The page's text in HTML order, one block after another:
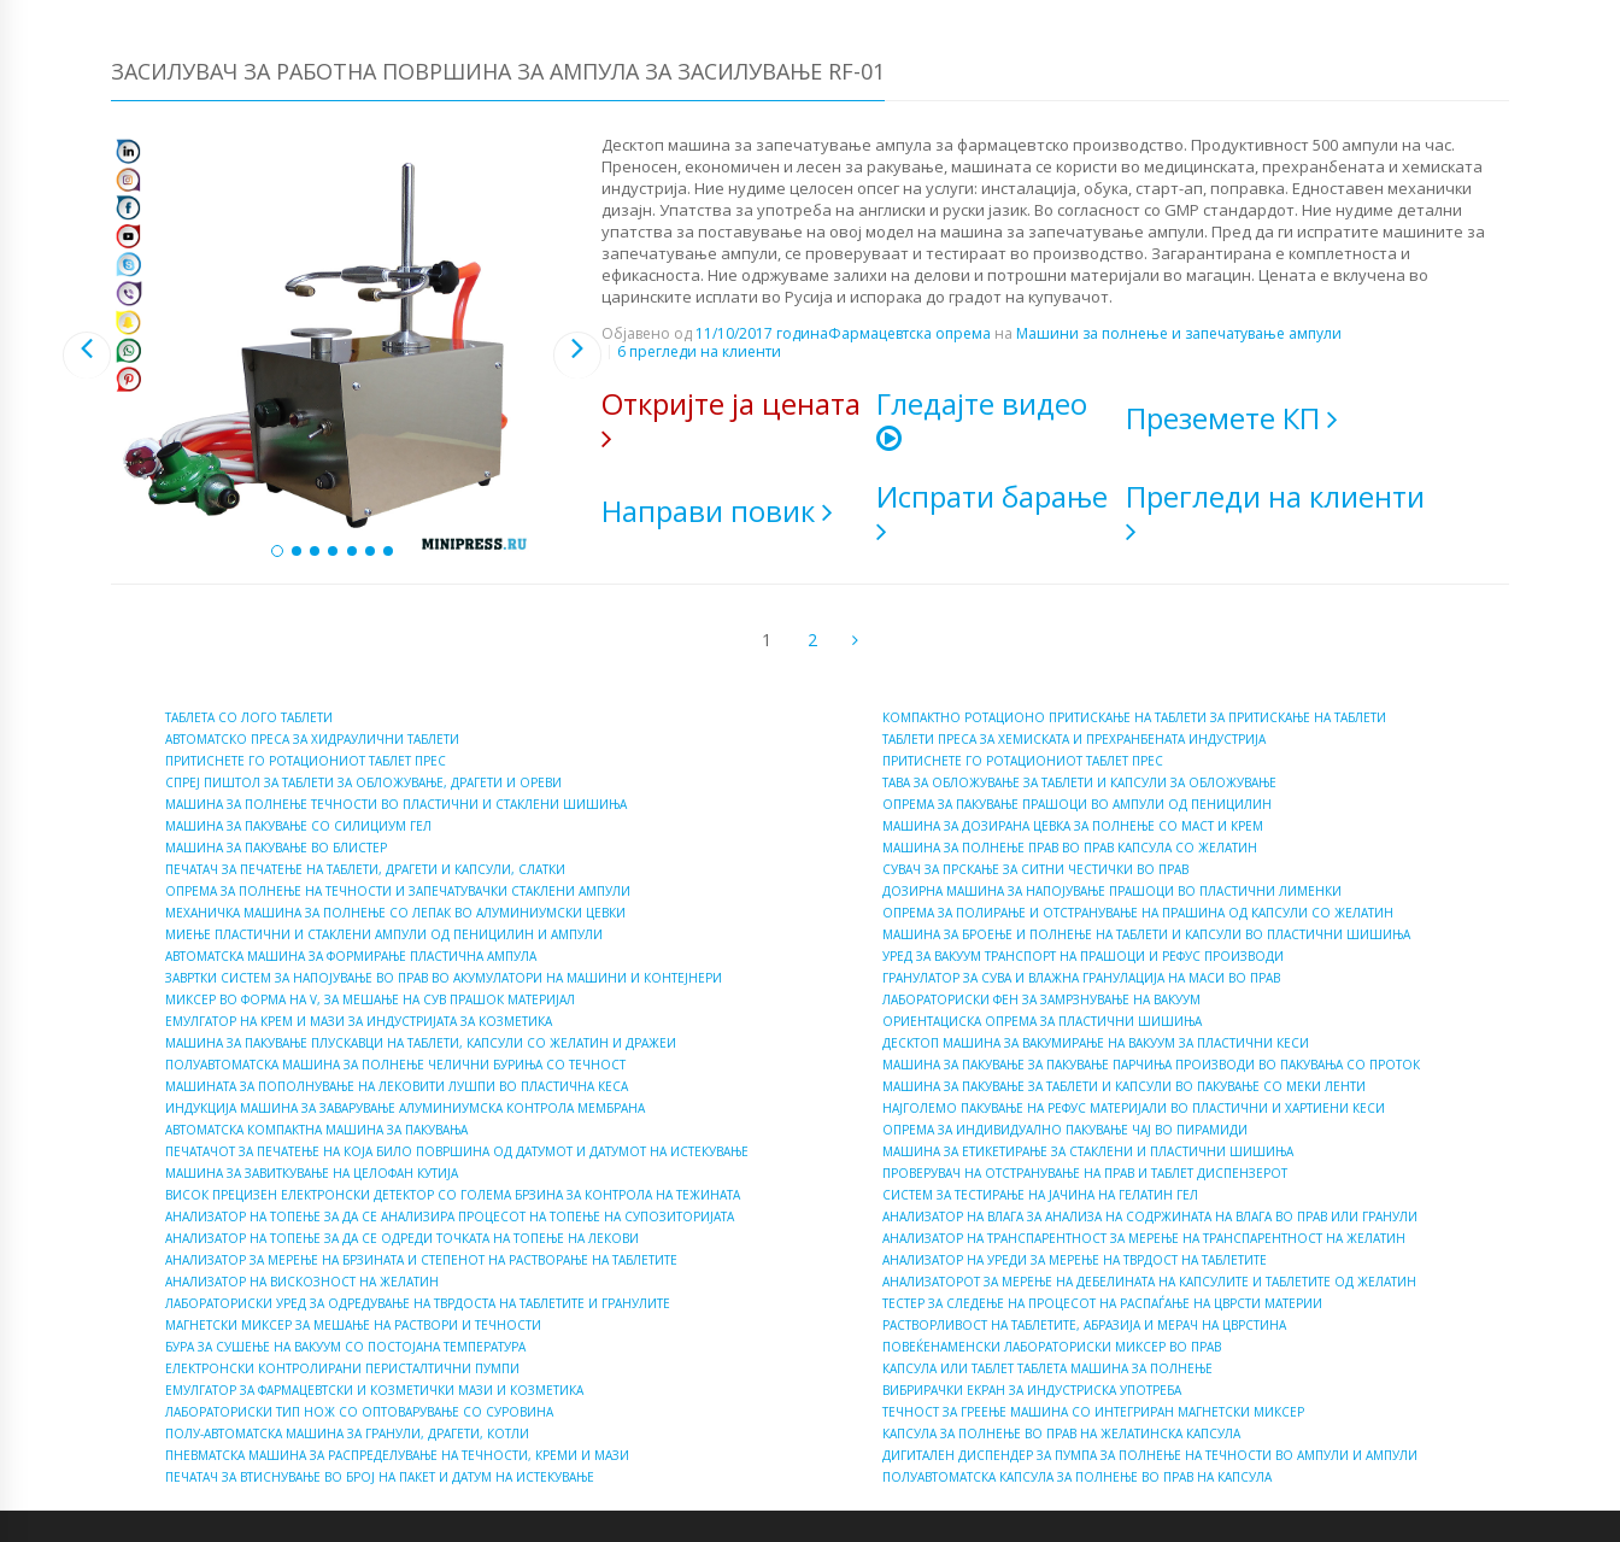
ЗАСИЛУВАЧ ЗА РАБОТНА ПОВРШИНА ЗА АМПУЛА ЗА ЗАСИЛУВАЊЕ RF-01
Десктоп машина за запечатување ампула за фармацевтско производство. Продуктивност 500 ампули на час.
Преносен, економичен и лесен за ракување, машината се користи во медицинската, прехранбената и хемиската
индустрија. Ние нудиме целосен опсег на услуги: инсталација, обука, старт-ап, поправка. Едноставен механички
дизајн. Упатства за употреба на англиски и руски јазик. Во согласност со GMP стандардот. Ние нудиме детални
упатства за поставување на овој модел на машина за запечатување ампули. Пред да ги испратите машините за
запечатување ампули, се проверуваат и тестираат во производство. Загарантирана е комплетноста и
ефикасноста. Ние одржуваме залихи на делови и потрошни материјали во магацин. Цената е вклучена во
царинските исплати во Русија и испорака до градот на купувачот.
Објавено од 11/10/2017 годинаФармацевтска опрема на Машини за полнење и запечатување ампули
6 прегледи на клиенти
Откријте ја цената Гледајте видео Преземете КП
Направи повик Испрати барање Прегледи на клиенти
1 2
ТАБЛЕТА СО ЛОГО ТАБЛЕТИ
АВТОМАТСКО ПРЕСА ЗА ХИДРАУЛИЧНИ ТАБЛЕТИ
ПРИТИСНЕТЕ ГО РОТАЦИОНИОТ ТАБЛЕТ ПРЕС
СПРЕЈ ПИШТОЛ ЗА ТАБЛЕТИ ЗА ОБЛОЖУВАЊЕ, ДРАГЕТИ И ОРЕВИ
МАШИНА ЗА ПОЛНЕЊЕ ТЕЧНОСТИ ВО ПЛАСТИЧНИ И СТАКЛЕНИ ШИШИЊА
МАШИНА ЗА ПАКУВАЊЕ СО СИЛИЦИУМ ГЕЛ
МАШИНА ЗА ПАКУВАЊЕ ВО БЛИСТЕР
ПЕЧАТАЧ ЗА ПЕЧАТЕЊЕ НА ТАБЛЕТИ, ДРАГЕТИ И КАПСУЛИ, СЛАТКИ
ОПРЕМА ЗА ПОЛНЕЊЕ НА ТЕЧНОСТИ И ЗАПЕЧАТУВАЧКИ СТАКЛЕНИ АМПУЛИ
МЕХАНИЧКА МАШИНА ЗА ПОЛНЕЊЕ СО ЛЕПАК ВО АЛУМИНИУМСКИ ЦЕВКИ
МИЕЊЕ ПЛАСТИЧНИ И СТАКЛЕНИ АМПУЛИ ОД ПЕНИЦИЛИН И АМПУЛИ
АВТОМАТСКА МАШИНА ЗА ФОРМИРАЊЕ ПЛАСТИЧНА АМПУЛА
ЗАВРТКИ СИСТЕМ ЗА НАПОЈУВАЊЕ ВО ПРАВ ВО АКУМУЛАТОРИ НА МАШИНИ И КОНТЕЈНЕРИ
МИКСЕР ВО ФОРМА НА V, ЗА МЕШАЊЕ НА СУВ ПРАШОК МАТЕРИЈАЛ
ЕМУЛГАТОР НА КРЕМ И МАЗИ ЗА ИНДУСТРИЈАТА ЗА КОЗМЕТИКА
МАШИНА ЗА ПАКУВАЊЕ ПЛУСКАВЦИ НА ТАБЛЕТИ, КАПСУЛИ СО ЖЕЛАТИН И ДРАЖЕИ
ПОЛУАВТОМАТСКА МАШИНА ЗА ПОЛНЕЊЕ ЧЕЛИЧНИ БУРИЊА СО ТЕЧНОСТ
МАШИНАТА ЗА ПОПОЛНУВАЊЕ НА ЛЕКОВИТИ ЛУШПИ ВО ПЛАСТИЧНА КЕСА
ИНДУКЦИЈА МАШИНА ЗА ЗАВАРУВАЊЕ АЛУМИНИУМСКА КОНТРОЛА МЕМБРАНА
АВТОМАТСКА КОМПАКТНА МАШИНА ЗА ПАКУВАЊА
ПЕЧАТАЧОТ ЗА ПЕЧАТЕЊЕ НА КОЈА БИЛО ПОВРШИНА ОД ДАТУМОТ И ДАТУМОТ НА ИСТЕКУВАЊЕ
МАШИНА ЗА ЗАВИТКУВАЊЕ НА ЦЕЛОФАН КУТИЈА
ВИСОК ПРЕЦИЗЕН ЕЛЕКТРОНСКИ ДЕТЕКТОР СО ГОЛЕМА БРЗИНА ЗА КОНТРОЛА НА ТЕЖИНАТА
АНАЛИЗАТОР НА ТОПЕЊЕ ЗА ДА СЕ АНАЛИЗИРА ПРОЦЕСОТ НА ТОПЕЊЕ НА СУПОЗИТОРИЈАТА
АНАЛИЗАТОР НА ТОПЕЊЕ ЗА ДА СЕ ОДРЕДИ ТОЧКАТА НА ТОПЕЊЕ НА ЛЕКОВИ
АНАЛИЗАТОР ЗА МЕРЕЊЕ НА БРЗИНАТА И СТЕПЕНОТ НА РАСТВОРАЊЕ НА ТАБЛЕТИТЕ
АНАЛИЗАТОР НА ВИСКОЗНОСТ НА ЖЕЛАТИН
ЛАБОРАТОРИСКИ УРЕД ЗА ОДРЕДУВАЊЕ НА ТВРДОСТА НА ТАБЛЕТИТЕ И ГРАНУЛИТЕ
МАГНЕТСКИ МИКСЕР ЗА МЕШАЊЕ НА РАСТВОРИ И ТЕЧНОСТИ
БУРА ЗА СУШЕЊЕ НА ВАКУУМ СО ПОСТОЈАНА ТЕМПЕРАТУРА
ЕЛЕКТРОНСКИ КОНТРОЛИРАНИ ПЕРИСТАЛТИЧНИ ПУМПИ
ЕМУЛГАТОР ЗА ФАРМАЦЕВТСКИ И КОЗМЕТИЧКИ МАЗИ И КОЗМЕТИКА
ЛАБОРАТОРИСКИ ТИП НОЖ СО ОПТОВАРУВАЊЕ СО СУРОВИНА
ПОЛУ-АВТОМАТСКА МАШИНА ЗА ГРАНУЛИ, ДРАГЕТИ, КОТЛИ
ПНЕВМАТСКА МАШИНА ЗА РАСПРЕДЕЛУВАЊЕ НА ТЕЧНОСТИ, КРЕМИ И МАЗИ
ПЕЧАТАЧ ЗА ВТИСНУВАЊЕ ВО БРОЈ НА ПАКЕТ И ДАТУМ НА ИСТЕКУВАЊЕ
КОМПАКТНО РОТАЦИОНО ПРИТИСКАЊЕ НА ТАБЛЕТИ ЗА ПРИТИСКАЊЕ НА ТАБЛЕТИ
ТАБЛЕТИ ПРЕСА ЗА ХЕМИСКАТА И ПРЕХРАНБЕНАТА ИНДУСТРИЈА
ПРИТИСНЕТЕ ГО РОТАЦИОНИОТ ТАБЛЕТ ПРЕС
ТАВА ЗА ОБЛОЖУВАЊЕ ЗА ТАБЛЕТИ И КАПСУЛИ ЗА ОБЛОЖУВАЊЕ
ОПРЕМА ЗА ПАКУВАЊЕ ПРАШОЦИ ВО АМПУЛИ ОД ПЕНИЦИЛИН
МАШИНА ЗА ДОЗИРАНА ЦЕВКА ЗА ПОЛНЕЊЕ СО МАСТ И КРЕМ
МАШИНА ЗА ПОЛНЕЊЕ ПРАВ ВО ПРАВ КАПСУЛА СО ЖЕЛАТИН
СУВАЧ ЗА ПРСКАЊЕ ЗА СИТНИ ЧЕСТИЧКИ ВО ПРАВ
ДОЗИРНА МАШИНА ЗА НАПОЈУВАЊЕ ПРАШОЦИ ВО ПЛАСТИЧНИ ЛИМЕНКИ
ОПРЕМА ЗА ПОЛИРАЊЕ И ОТСТРАНУВАЊЕ НА ПРАШИНА ОД КАПСУЛИ СО ЖЕЛАТИН
МАШИНА ЗА БРОЕЊЕ И ПОЛНЕЊЕ НА ТАБЛЕТИ И КАПСУЛИ ВО ПЛАСТИЧНИ ШИШИЊА
УРЕД ЗА ВАКУУМ ТРАНСПОРТ НА ПРАШОЦИ И РЕФУС ПРОИЗВОДИ
ГРАНУЛАТОР ЗА СУВА И ВЛАЖНА ГРАНУЛАЦИЈА НА МАСИ ВО ПРАВ
ЛАБОРАТОРИСКИ ФЕН ЗА ЗАМРЗНУВАЊЕ НА ВАКУУМ
ОРИЕНТАЦИСКА ОПРЕМА ЗА ПЛАСТИЧНИ ШИШИЊА
ДЕСКТОП МАШИНА ЗА ВАКУМИРАЊЕ НА ВАКУУМ ЗА ПЛАСТИЧНИ КЕСИ
МАШИНА ЗА ПАКУВАЊЕ ЗА ПАКУВАЊЕ ПАРЧИЊА ПРОИЗВОДИ ВО ПАКУВАЊА СО ПРОТОК
МАШИНА ЗА ПАКУВАЊЕ ЗА ТАБЛЕТИ И КАПСУЛИ ВО ПАКУВАЊЕ СО МЕКИ ЛЕНТИ
НАЈГОЛЕМО ПАКУВАЊЕ НА РЕФУС МАТЕРИЈАЛИ ВО ПЛАСТИЧНИ И ХАРТИЕНИ КЕСИ
ОПРЕМА ЗА ИНДИВИДУАЛНО ПАКУВАЊЕ ЧАЈ ВО ПИРАМИДИ
МАШИНА ЗА ЕТИКЕТИРАЊЕ ЗА СТАКЛЕНИ И ПЛАСТИЧНИ ШИШИЊА
ПРОВЕРУВАЧ НА ОТСТРАНУВАЊЕ НА ПРАВ И ТАБЛЕТ ДИСПЕНЗЕРОТ
СИСТЕМ ЗА ТЕСТИРАЊЕ НА ЈАЧИНА НА ГЕЛАТИН ГЕЛ
АНАЛИЗАТОР НА ВЛАГА ЗА АНАЛИЗА НА СОДРЖИНАТА НА ВЛАГА ВО ПРАВ ИЛИ ГРАНУЛИ
АНАЛИЗАТОР НА ТРАНСПАРЕНТНОСТ ЗА МЕРЕЊЕ НА ТРАНСПАРЕНТНОСТ НА ЖЕЛАТИН
АНАЛИЗАТОР НА УРЕДИ ЗА МЕРЕЊЕ НА ТВРДОСТ НА ТАБЛЕТИТЕ
АНАЛИЗАТОРОТ ЗА МЕРЕЊЕ НА ДЕБЕЛИНАТА НА КАПСУЛИТЕ И ТАБЛЕТИТЕ ОД ЖЕЛАТИН
ТЕСТЕР ЗА СЛЕДЕЊЕ НА ПРОЦЕСОТ НА РАСПАЃАЊЕ НА ЦВРСТИ МАТЕРИИ
РАСТВОРЛИВОСТ НА ТАБЛЕТИТЕ, АБРАЗИЈА И МЕРАЧ НА ЦВРСТИНА
ПОВЕЌЕНАМЕНСКИ ЛАБОРАТОРИСКИ МИКСЕР ВО ПРАВ
КАПСУЛА ИЛИ ТАБЛЕТ ТАБЛЕТА МАШИНА ЗА ПОЛНЕЊЕ
ВИБРИРАЧКИ ЕКРАН ЗА ИНДУСТРИСКА УПОТРЕБА
ТЕЧНОСТ ЗА ГРЕЕЊЕ МАШИНА СО ИНТЕГРИРАН МАГНЕТСКИ МИКСЕР
КАПСУЛА ЗА ПОЛНЕЊЕ ВО ПРАВ НА ЖЕЛАТИНСКА КАПСУЛА
ДИГИТАЛЕН ДИСПЕНДЕР ЗА ПУМПА ЗА ПОЛНЕЊЕ НА ТЕЧНОСТИ ВО АМПУЛИ И АМПУЛИ
ПОЛУАВТОМАТСКА КАПСУЛА ЗА ПОЛНЕЊЕ ВО ПРАВ НА КАПСУЛА